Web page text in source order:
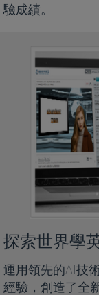
驗成績。
探索世界學
運用領先的AI技
經驗，創造了全